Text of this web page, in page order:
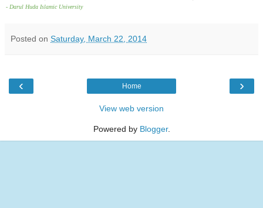
- Darul Huda Islamic University
Posted on Saturday, March 22, 2014
‹ ›
Home
View web version
Powered by Blogger.